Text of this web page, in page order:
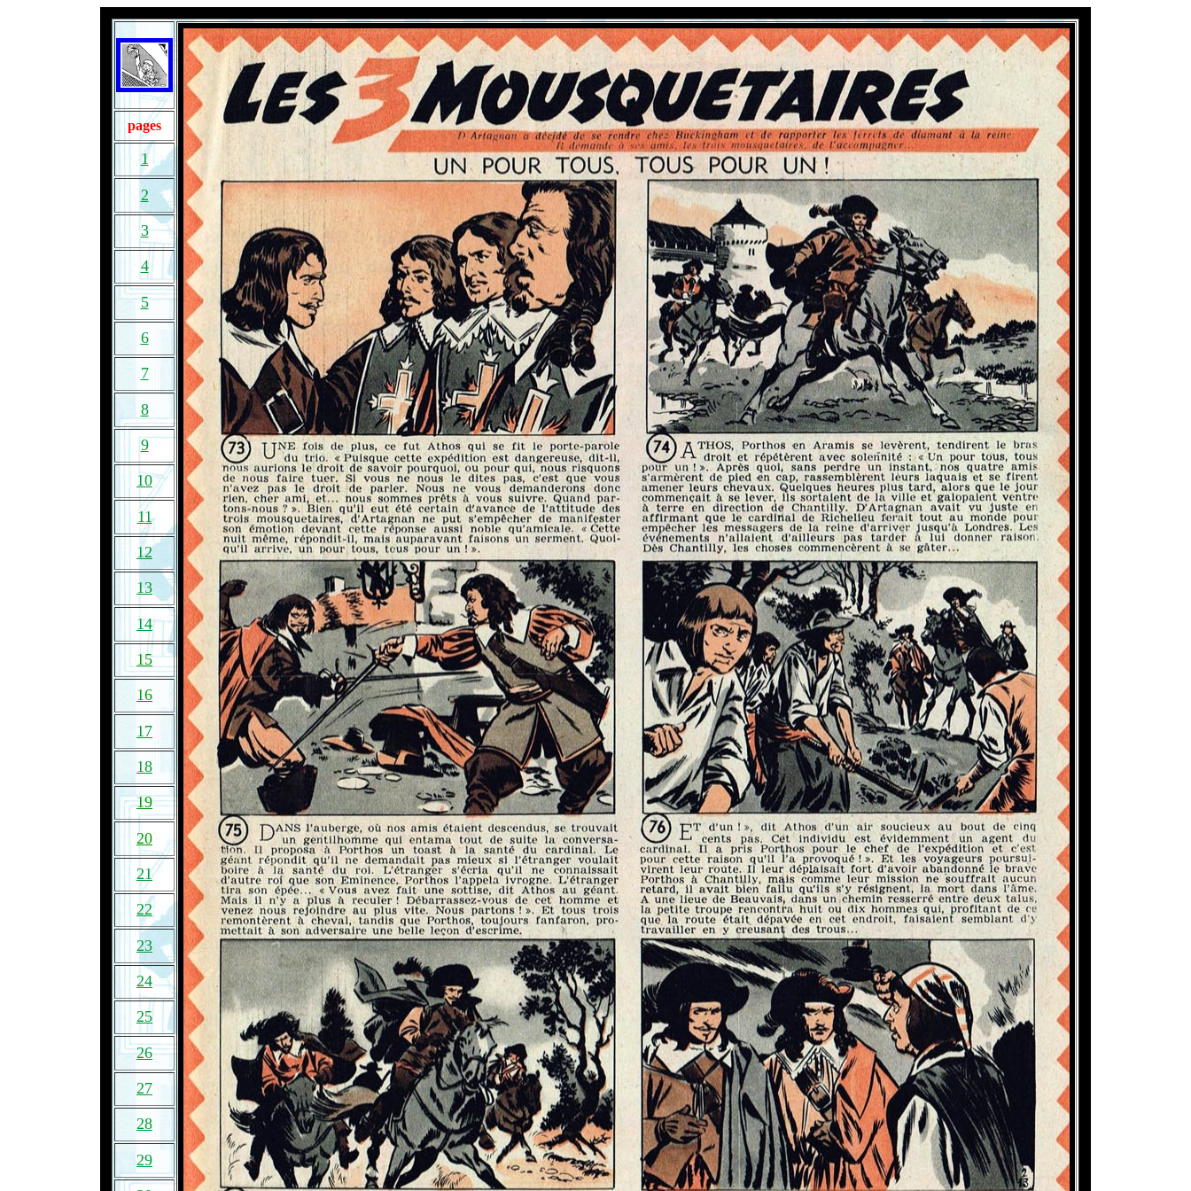
pages
1
2
3
4
5
6
7
8
9
10
11
12
13
14
15
16
17
18
19
20
21
22
23
24
25
26
27
28
29